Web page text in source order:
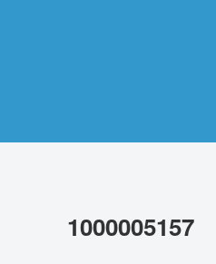
1000005157